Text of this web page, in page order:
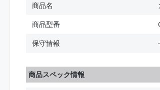
商品名
商品型番
保守情報
商品スペック情報